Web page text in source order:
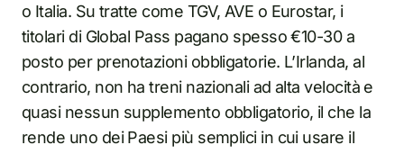
o Italia. Su tratte come TGV, AVE o Eurostar, i
titolari di Global Pass pagano spesso €10-30 a
posto per prenotazioni obbligatorie. L’Irlanda, al
contrario, non ha treni nazionali ad alta velocità e
quasi nessun supplemento obbligatorio, il che la
rende uno dei Paesi più semplici in cui usare il